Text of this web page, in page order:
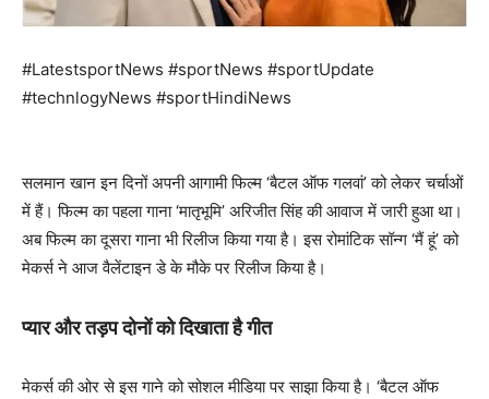
#LatestsportNews #sportNews #sportUpdate
#technlogyNews #sportHindiNews
सलमान खान इन दिनों अपनी आगामी फिल्म ‘बैटल ऑफ गलवां’ को लेकर चर्चाओं
में हैं। फिल्म का पहला गाना ‘मातृभूमि’ अरिजीत सिंह की आवाज में जारी हुआ था।
अब फिल्म का दूसरा गाना भी रिलीज किया गया है। इस रोमांटिक सॉन्ग ‘मैं हूं’ को
मेकर्स ने आज वैलेंटाइन डे के मौके पर रिलीज किया है।
प्यार और तड़प दोनों को दिखाता है गीत
मेकर्स की ओर से इस गाने को सोशल मीडिया पर साझा किया है। ‘बैटल ऑफ